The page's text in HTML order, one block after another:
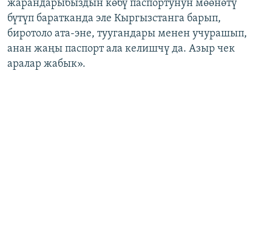
жарандарыбыздын көбү паспортунун мөөнөтү
бүтүп баратканда эле Кыргызстанга барып,
биротоло ата-эне, туугандары менен учурашып,
анан жаңы паспорт ала келишчү да. Азыр чек
аралар жабык».